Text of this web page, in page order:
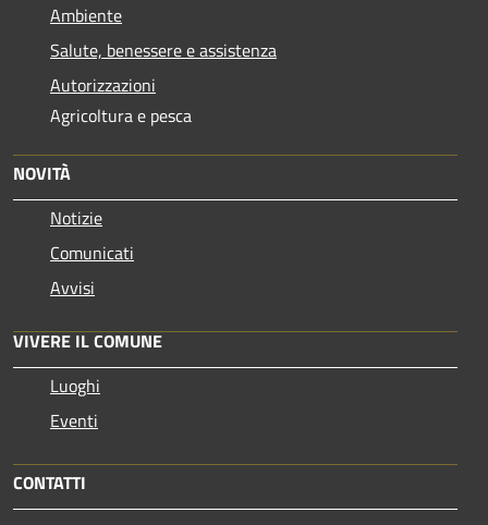
Ambiente
Salute, benessere e assistenza
Autorizzazioni
Agricoltura e pesca
NOVITÀ
Notizie
Comunicati
Avvisi
VIVERE IL COMUNE
Luoghi
Eventi
CONTATTI